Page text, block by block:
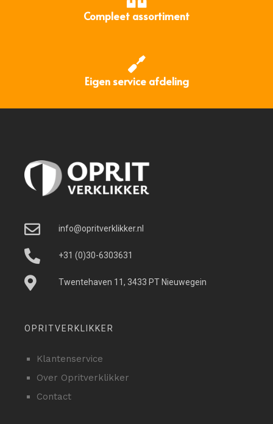
Compleet assortiment
Eigen service afdeling
info@opritverklikker.nl
+31 (0)30-6303631
Twentehaven 11, 3433 PT Nieuwegein
OPRITVERKLIKKER
Klantenservice
Over Opritverklikker
Contact